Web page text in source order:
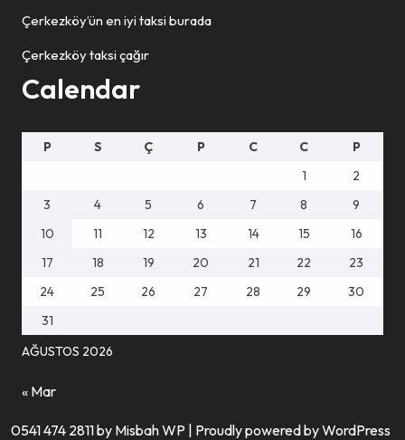
Çerkezköy’ün en iyi taksi burada
Çerkezköy taksi çağır
Calendar
AĞUSTOS 2026
P S Ç P C C
P
1
2
3
4 5 6 7 8
9
10
11 12 13 14 15
16
17
18 19 20 21 22
23
24
25 26 27 28 29
30
31
« Mar
0541 474 2811 by Misbah WP | Proudly powered by WordPress